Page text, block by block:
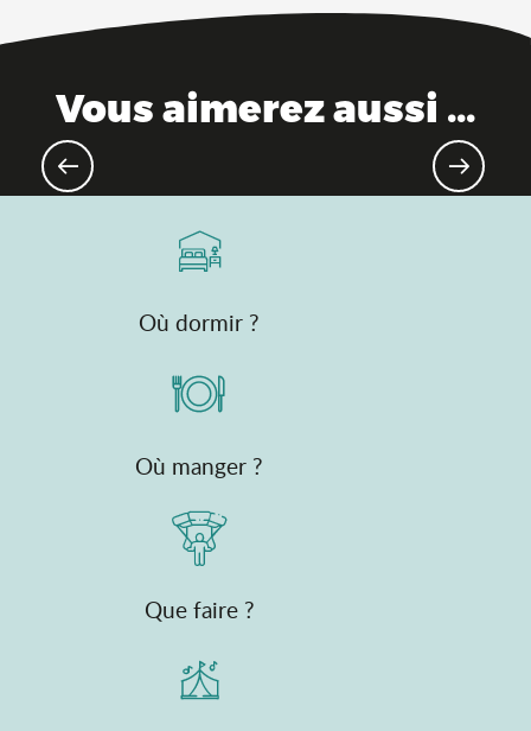
Vous aimerez aussi ...
Patrimoine industriel & savoir-faire
Où dormir ?
Où manger ?
Que faire ?